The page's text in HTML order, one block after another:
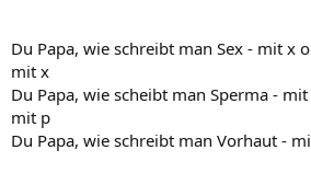
Du Papa, wie schreibt man Sex - mit x
mit x
Du Papa, wie scheibt man Sperma -
mit p
Du Papa, wie schreibt man Vorhaut -